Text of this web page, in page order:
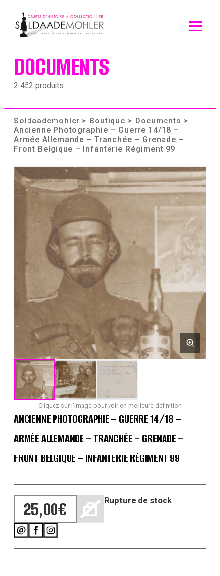
content
DOCUMENTS
2 452 produits
Soldaademohler > Boutique > Documents >
Ancienne Photographie – Guerre 14/18 –
Armée Allemande – Tranchée – Grenade –
Front Belgique – Infanterie Régiment 99
Cliquez sur l'image pour voir en meilleure définition
ANCIENNE PHOTOGRAPHIE – GUERRE 14/18 –
ARMÉE ALLEMANDE – TRANCHÉE – GRENADE –
FRONT BELGIQUE – INFANTERIE RÉGIMENT 99
25,00€ Rupture de stock